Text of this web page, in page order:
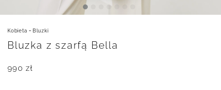
Kobieta - Bluzki
Bluzka z szarfą Bella
990zł